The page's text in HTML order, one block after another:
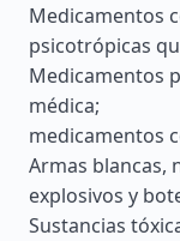
Medicamentos
psicotrópicas
Medicamentos
médica;
medicamentos
Armas blancas,
explosivos y
Sustancias